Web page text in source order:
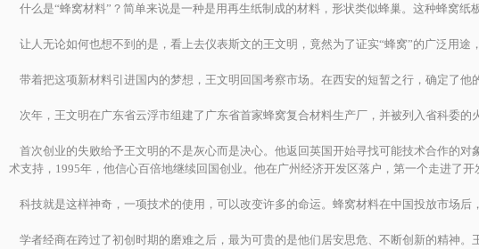
什么是“蜂窝材料”？简单来说是一种是用再生纸制成的材料，形状类似蜂巢。这种蜂窝
让人无论如何也想不到的是，看上去仪表斯文的王文明，竟然为了证实“蜂窝”的广泛用途
带着把这项新材料引进国内的梦想，王文明回国考察市场。在西安的短暂之行，确定了他
次年，王文明在广东省云浮市组建了广东省首家蜂窝复合材料生产厂，并被列入省科委的
首次创业的失败给予王文明的不是灰心而是决心。他返回英国开始寻找可能技术合作的
术支持，1995年，他信心百倍地继续回国创业。他在广州经济开发区落户，第一个走进了
科技就是这样神奇，一项技术的使用，可以改变许多的命运。蜂窝材料在中国投放市场后
学者经商在跨过了初创时期的磨难之后，最为可贵的是他们居安思危、不断创新的精神